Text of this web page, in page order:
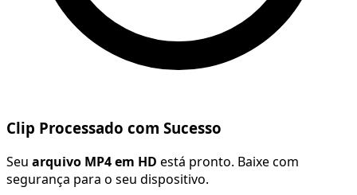
Clip Processado com Sucesso
Seu arquivo MP4 em HD está pronto. Baixe com
segurança para o seu dispositivo.